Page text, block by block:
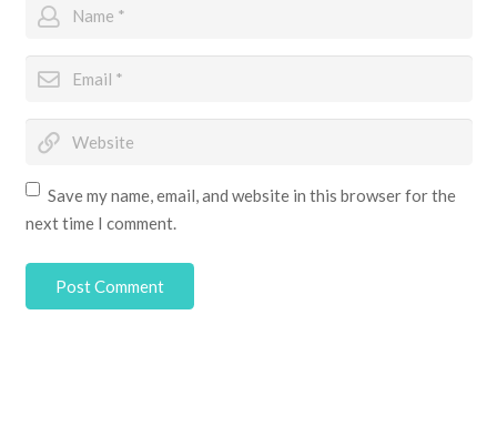
Save my name, email, and website in this browser for the
next time I comment.
Post Comment